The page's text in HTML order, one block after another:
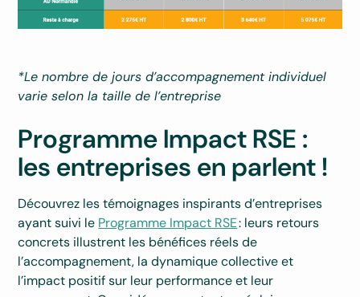
*Le nombre de jours d’accompagnement individuel
varie selon la taille de l’entreprise
Programme Impact RSE :
les entreprises en parlent !
Découvrez les témoignages inspirants d’entreprises
ayant suivi le Programme Impact RSE: leurs retours
concrets illustrent les bénéfices réels de
l’accompagnement, la dynamique collective et
l’impact positif sur leur performance et leur